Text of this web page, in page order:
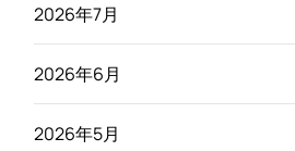
2026年7月
2026年6月
2026年5月